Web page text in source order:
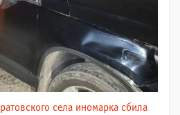
села иномарка сбила